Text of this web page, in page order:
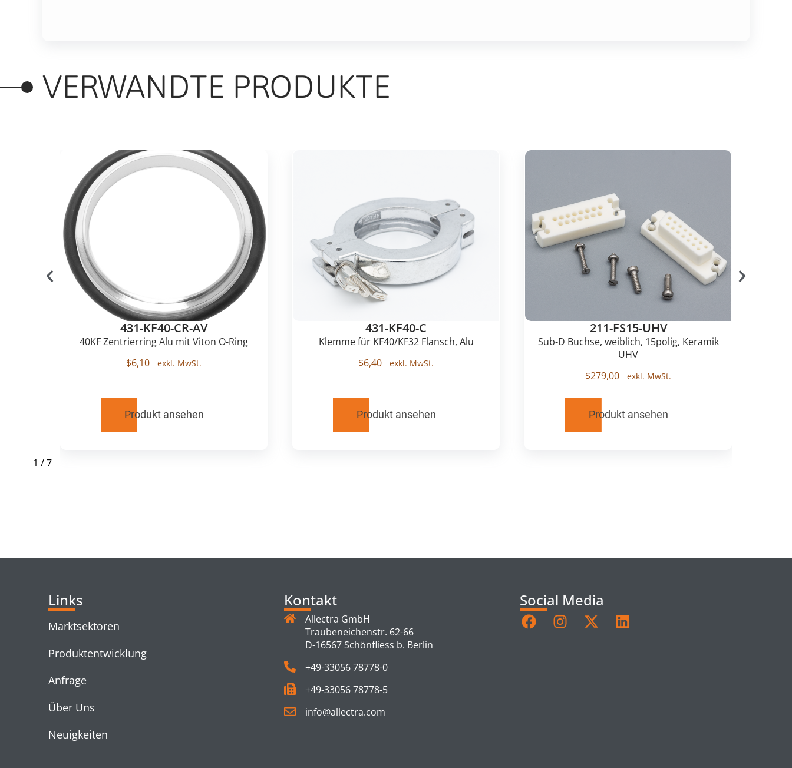
VERWANDTE PRODUKTE
431-KF40-CR-AV
40KF Zentrierring Alu mit Viton O-Ring
$6,10
Produkt ansehen
431-KF40-C
Klemme für KF40/KF32 Flansch, Alu
$6,40
Produkt ansehen
211-FS15-UHV
Sub-D Buchse, weiblich, 15polig, Keramik
UHV
$279,00
Produkt ansehen
1 /7
Links
Marktsektoren
Produktentwicklung
Anfrage
Über Uns
Neuigkeiten
Kontakt
Allectra GmbH
Traubeneichenstr. 62-66
D-16567 Schönfliess b. Berlin
+49-33056 78778-0
+49-33056 78778-5
info@allectra.com
Social Media